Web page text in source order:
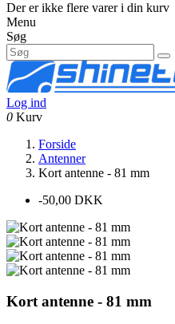
Der er ikke flere varer i din kurv
Menu
Søg
Log ind
0 Kurv
Forside
Antenner
Kort antenne - 81 mm
-50,00 DKK
Kort antenne - 81 mm